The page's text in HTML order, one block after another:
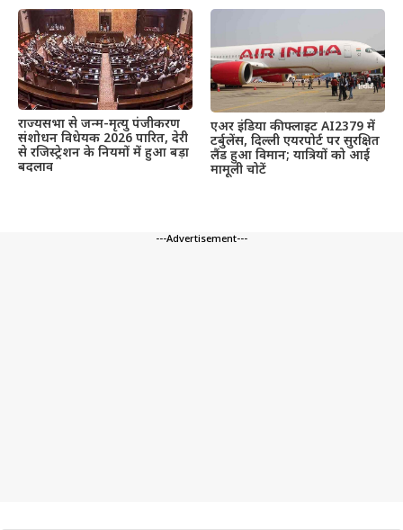
राज्यसभा से जन्म-मृत्यु पंजीकरण
संशोधन विधेयक 2026 पारित, देरी
से रजिस्ट्रेशन के नियमों में हुआ बड़ा
बदलाव
एअर इंडिया की फ्लाइट AI2379 में
टर्बुलेंस, दिल्ली एयरपोर्ट पर सुरक्षित
लैंड हुआ विमान; यात्रियों को आईं
मामूली चोटें
---Advertisement---